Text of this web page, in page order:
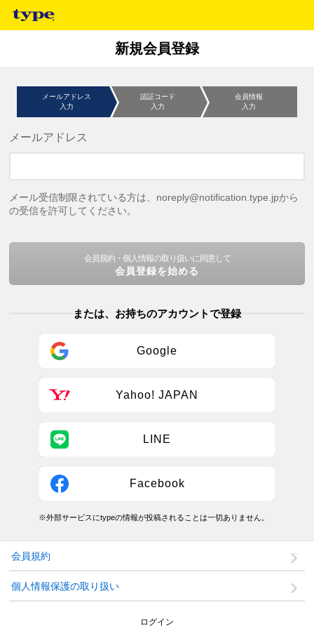
新規会員登録
メールアドレス
入力
認証コード
入力
会員情報
入力
メールアドレス
メール受信制限されている方は、noreply@notification.type.jpから
の受信を許可してください。
会員規約・個人情報の取り扱いに同意して
会員登録を始める
または、お持ちのアカウントで登録
Google
Yahoo! JAPAN
LINE
Facebook
※外部サービスにtypeの情報が投稿されることは一切ありません。
会員規約
個人情報保護の取り扱い
ログイン